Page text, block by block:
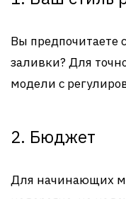
Вы
заливки? Для
модели с
2. Бюджет
Для начинающих